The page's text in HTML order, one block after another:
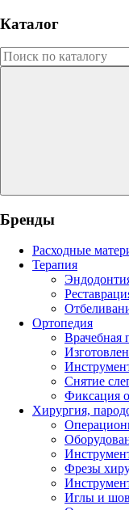
Каталог
Бренды
Расходные
Терапия
Ортопедия
Врачебная
Снятие
Фиксация
Хирургия,
Фрезы
Иглы и